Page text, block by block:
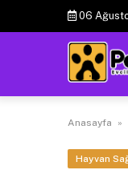
06
Anasayfa »
Hayvan